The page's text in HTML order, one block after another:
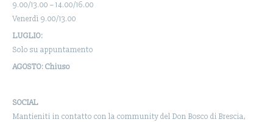
9.00/13.00 – 14.00/16.00
Venerdì 9.00/13.00
LUGLIO:
Solo su appuntamento
AGOSTO: Chiuso
SOCIAL
Mantieniti in contatto con la community del Don Bosco di Brescia,